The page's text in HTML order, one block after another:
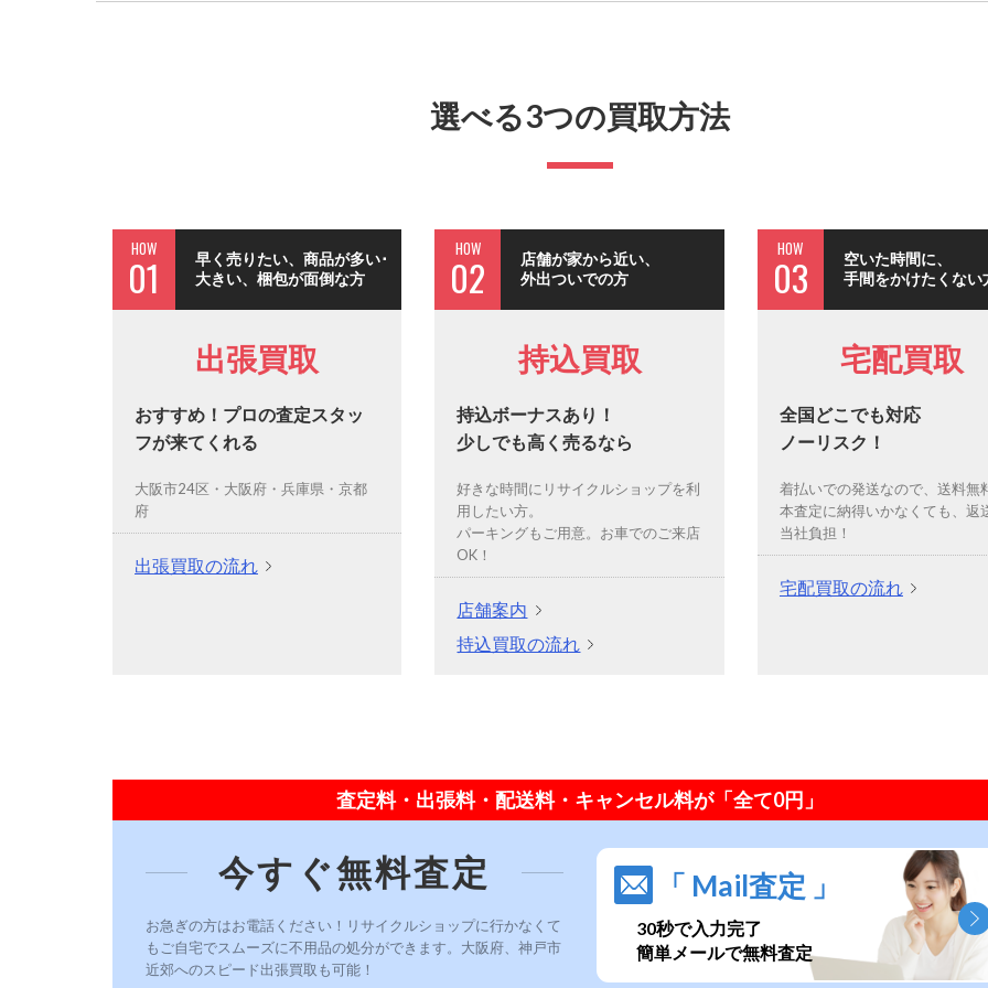
選べる3つの買取方法
HOW
01
早く売りたい、商品が多い･
大きい、梱包が面倒な方
出張買取
おすすめ！プロの査定スタッ
フが来てくれる
大阪市24区・大阪府・兵庫県・京都
府
出張買取の流れ
HOW
02
店舗が家から近い、
外出ついでの方
持込買取
持込ボーナスあり！
少しでも高く売るなら
好きな時間にリサイクルショップを利
用したい方。
パーキングもご用意。お車でのご来店
OK！
店舗案内
持込買取の流れ
HOW
03
空いた時間に、
手間をかけたくない
宅配買取
全国どこでも対応
ノーリスク！
着払いでの発送なので、送料無
本査定に納得いかなくても、返
当社負担！
宅配買取の流れ
査定料・出張料・配送料・キャンセル料が「全て0円」
今すぐ無料査定
お急ぎの方はお電話ください！リサイクルショップに行かなくて
もご自宅でスムーズに不用品の処分ができます。大阪府、神戸市
近郊へのスピード出張買取も可能！
「 Mail査定 」
30秒で入力完了
簡単メールで無料査定